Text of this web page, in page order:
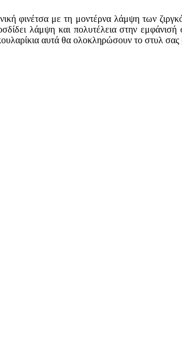
φινέτσα με τη μοντέρνα λάμψη των
λάμψη και πολυτέλεια στην
αυτά θα ολοκληρώσουν το στυλ σας